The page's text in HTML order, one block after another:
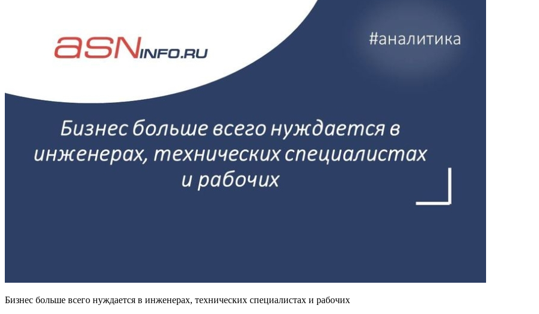
Бизнес больше всего нуждается в инженерах, технических специалистах и рабочих